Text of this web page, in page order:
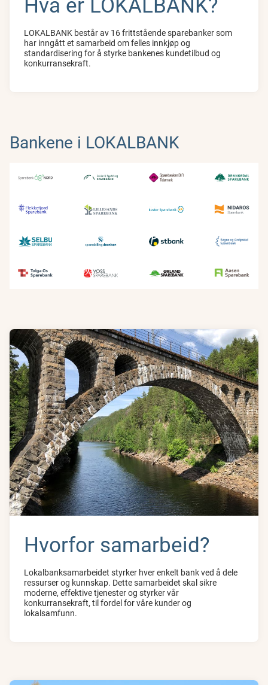
LOKALBANK består av 16 frittstående sparebanker som
har inngått et samarbeid om felles innkjøp og
standardisering for å styrke bankenes kundetilbud og
konkurransekraft.
Bankene i LOKALBANK
Hvorfor samarbeid?
Lokalbanksamarbeidet styrker hver enkelt bank ved å dele
ressurser og kunnskap. Dette samarbeidet skal sikre
moderne, effektive tjenester og styrker vår
konkurransekraft, til fordel for våre kunder og
lokalsamfunn.